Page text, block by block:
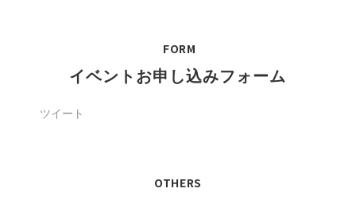
FORM
イベントお申し込みフォーム
ツイート
OTHERS